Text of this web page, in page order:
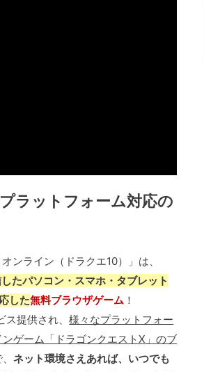
ラットフォーム対応の
ンライン（ドラクエ10）」は、
たパソコン・スマホ・タブレット
した無料ブラウザゲーム ！
ス提供され、様々なプラットフォー
ゲーム「ドラゴンクエストX」のブ
、ネット環境さえあれば、いつでも